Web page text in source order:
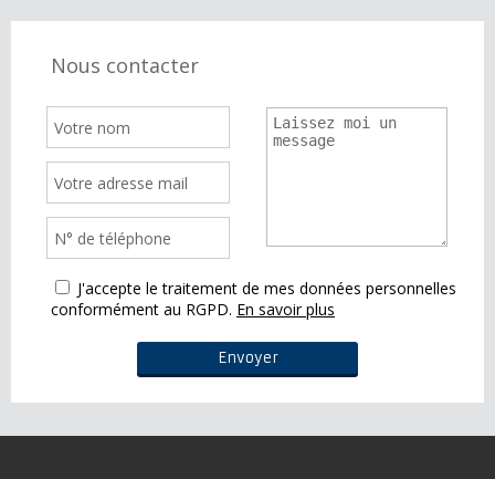
Nous contacter
J'accepte le traitement de mes données personnelles
conformément au RGPD. En savoir plus